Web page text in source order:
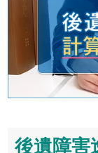
後遺障害